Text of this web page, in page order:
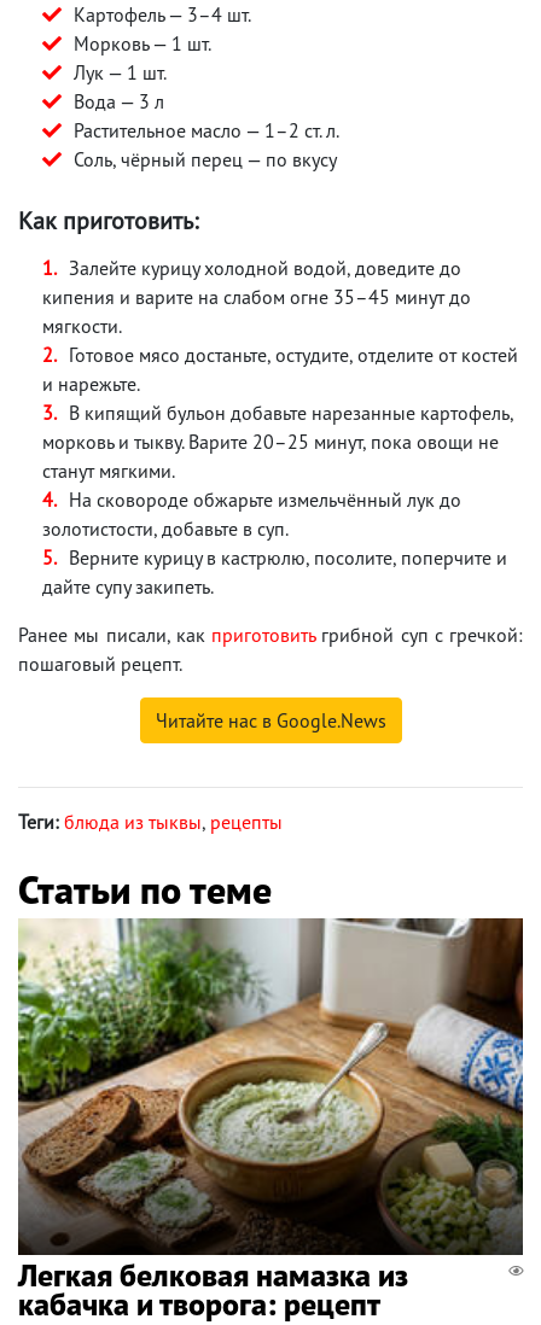
Картофель — 3–4 шт.
Морковь — 1 шт.
Лук — 1 шт.
Вода — 3 л
Растительное масло — 1–2 ст. л.
Соль, чёрный перец — по вкусу
Как приготовить:
Залейте курицу холодной водой, доведите до
кипения и варите на слабом огне 35–45 минут до
мягкости.
Готовое мясо достаньте, остудите, отделите от костей
и нарежьте.
В кипящий бульон добавьте нарезанные картофель,
морковь и тыкву. Варите 20–25 минут, пока овощи не
станут мягкими.
На сковороде обжарьте измельчённый лук до
золотистости, добавьте в суп.
Верните курицу в кастрюлю, посолите, поперчите и
дайте супу закипеть.
Ранее мы писали, как приготовитьгрибной суп с гречкой:
пошаговый рецепт.
Читайте нас в Google.News
Теги: блюда из тыквы, рецепты
Статьи по теме
Легкая белковая намазка из
кабачка и творога: рецепт